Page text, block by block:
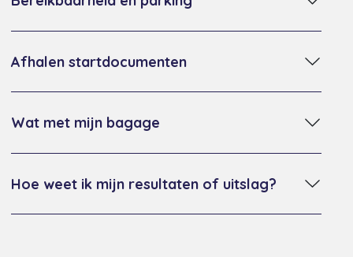
Afhalen startdocumenten
Wat met mijn bagage
Hoe weet ik mijn resultaten of uitslag?